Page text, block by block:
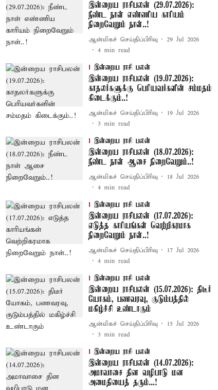
இன்றைய ராசிபலன் (29.07.2026):
நீண்ட நாள் எண்ணிய காரியம்
நிறைவேறும் நாள்..!
ஆன்மிகச் செய்திப்பிரிவு
29 Jul 2026
4 min read
இன்றைய ராசி பலன்
இன்றைய ராசிபலன் (19.07.2026):
காதலர்களுக்கு பெரியவர்களின் சம்மதம்
கிடைக்கும்..!
ஆன்மிகச் செய்திப்பிரிவு
19 Jul 2026
3 min read
இன்றைய ராசி பலன்
இன்றைய ராசிபலன் (18.07.2026):
நீண்ட நாள் ஆசை நிறைவேறும்..!
ஆன்மிகச் செய்திப்பிரிவு
18 Jul 2026
4 min read
இன்றைய ராசி பலன்
இன்றைய ராசிபலன் (17.07.2026):
எடுத்த காரியங்கள் வெற்றிகரமாக
நிறைவேறும் நாள்..!
ஆன்மிகச் செய்திப்பிரிவு
17 Jul 2026
4 min read
இன்றைய ராசி பலன்
இன்றைய ராசிபலன் (15.07.2026): திடீர்
யோகம், பணவரவு, குடும்பத்தில்
மகிழ்ச்சி உண்டாகும்
ஆன்மிகச் செய்திப்பிரிவு
15 Jul 2026
3 min read
இன்றைய ராசி பலன்
இன்றைய ராசிபலன் (14.07.2026):
அமாவாசை தின வழிபாடு மன
அமைதியைத் தரும்...!